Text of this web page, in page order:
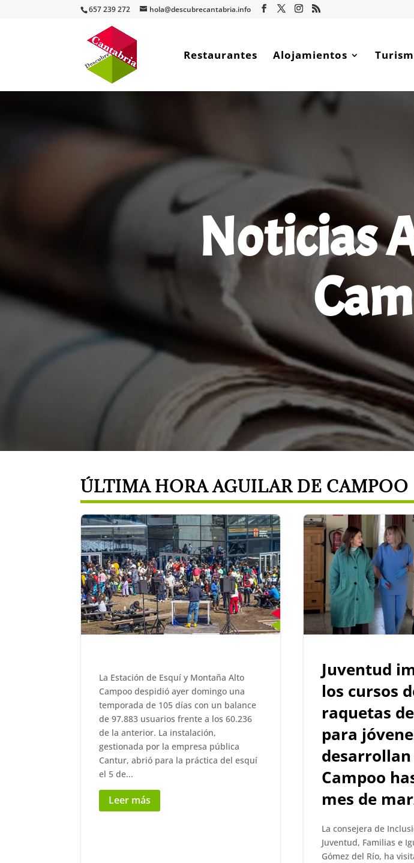
657 239 272 hola@descubrecantabria.info
Restaurantes Alojamientos
Noticias
ÚLTIMA HORA AGUILAR DE CAMPOO
La Estación de Esquí y Montaña Alto
Campoo despidió ayer domingo una
temporada de 105 días con un balance
de 97.883 usuarios frente a los 60.236
de la anterior. La instalación,
gestionada por la empresa pública
Cantur, abrió para la práctica del esquí
el 5 de...
Leer más
Juventud
los cursos
raquetas
para
Campoo
mes de
La consejera de
Juventud, Familias e
Gómez del Río, ha